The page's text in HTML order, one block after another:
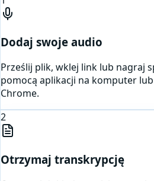
Dodaj swoje audio
Prześlij plik, wklej link lub nagraj
pomocą aplikacji na komputer
Chrome.
2
Otrzymaj transkrypcję